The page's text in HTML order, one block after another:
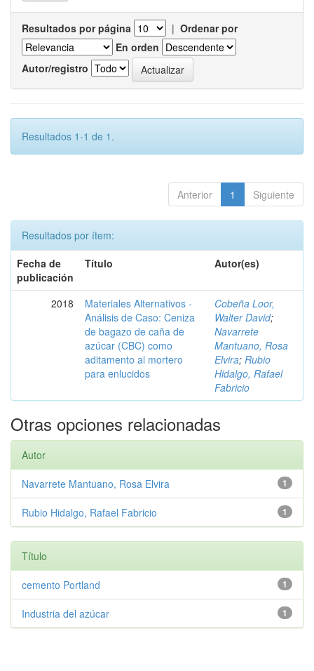
Resultados por página | Ordenar por
En orden
Autor/registro
Resultados 1-1 de 1.
Anterior 1 Siguiente
Resultados por ítem:
Fecha de
publicación
Título Autor(es)
2018
Materiales Alternativos -
Análisis de Caso: Ceniza
de bagazo de caña de
azúcar (CBC) como
aditamento al mortero
para enlucidos
Cobeña Loor,
Walter David;
Navarrete
Mantuano, Rosa
Elvira; Rubio
Hidalgo, Rafael
Fabricio
Otras opciones relacionadas
Autor
1
Navarrete Mantuano, Rosa Elvira
1
Rubio Hidalgo, Rafael Fabricio
Título
1
cemento Portland
1
Industria del azúcar